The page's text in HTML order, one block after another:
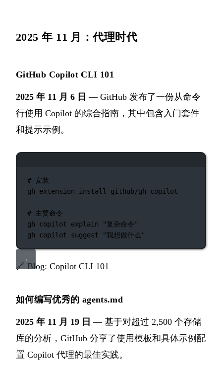
2025 年 11 月：代理时代
GitHub Copilot CLI 101
2025 年 11 月 6 日 — GitHub 发布了一份从命令
行使用 Copilot 的综合指南，其中包含入门套件
和提示示例。
# 安装
gh
extension install github/gh-copilot
# 主要命令
gh
copilot explain
"复杂命令"
gh
copilot suggest "我想做什么"
🔗 Blog: Copilot CLI 101
如何编写优秀的 agents.md
2025 年 11 月 19 日 — 基于对超过 2,500 个存储
库的分析，GitHub 分享了使用模板和具体示例配
置 Copilot 代理的最佳实践。